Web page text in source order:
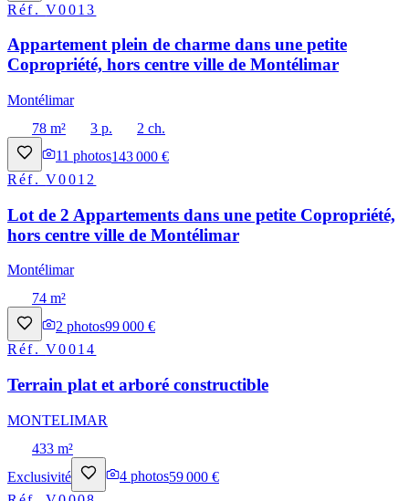
Réf.V0013
Appartement plein de charme dans une petite
Copropriété, hors centre ville de Montélimar
Montélimar
78 m²
3 p.
2 ch.
11 photos143 000 €
Réf.V0012
Lot de 2 Appartements dans une petite Copropriété,
hors centre ville de Montélimar
Montélimar
74 m²
2 photos99 000 €
Réf.V0014
Terrain plat et arboré constructible
MONTELIMAR
433 m²
Exclusivité
4 photos59 000 €